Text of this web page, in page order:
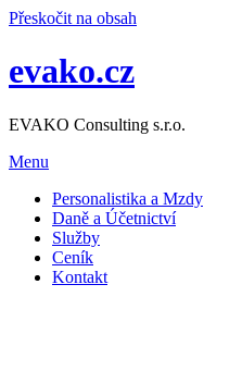
Přeskočit na obsah
evako.cz
EVAKO Consulting s.r.o.
Menu
Personalistika a Mzdy
Daně a Účetnictví
Služby
Ceník
Kontakt